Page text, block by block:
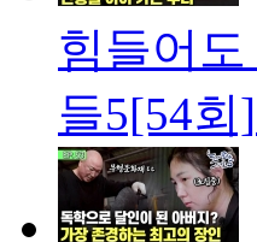
힘들어
들5[54회]